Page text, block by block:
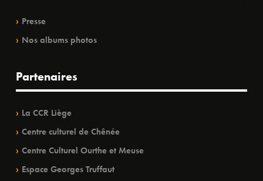
Presse
Nos albums photos
Partenaires
La CCR Liège
Centre culturel de Chênée
Centre Culturel Ourthe et Meuse
Espace Georges Truffaut